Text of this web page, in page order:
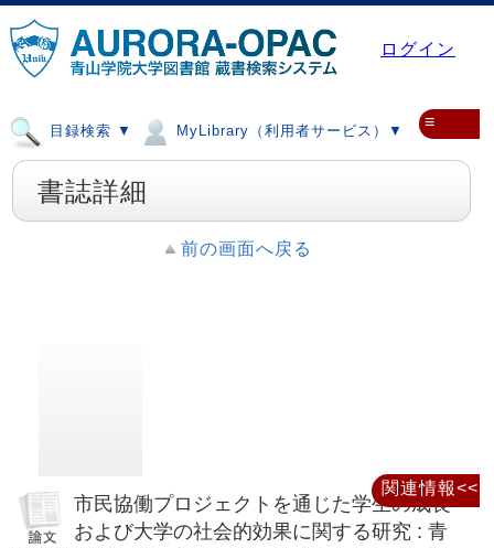
ログイン
目録検索 ▼ MyLibrary（利用者サービス）▼ ≡
書誌詳細
前の画面へ戻る
市民協働プロジェクトを通じた学生の成長
および大学の社会的効果に関する研究 : 青
関連情報<<